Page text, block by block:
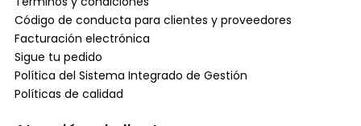
Código de conducta para clientes y proveedores
Facturación electrónica
Sigue tu pedido
Política del Sistema Integrado de Gestión
Políticas de calidad